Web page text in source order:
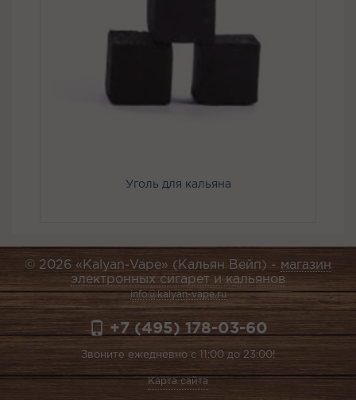
Уголь для кальяна
© 2026 «Kalyan-Vape» (Кальян Вейп) - магазин
электронных сигарет и кальянов
info@kalyan-vape.ru
+7 (495) 178-03-60
Звоните ежедневно с 11:00 до 23:00!
Карта сайта